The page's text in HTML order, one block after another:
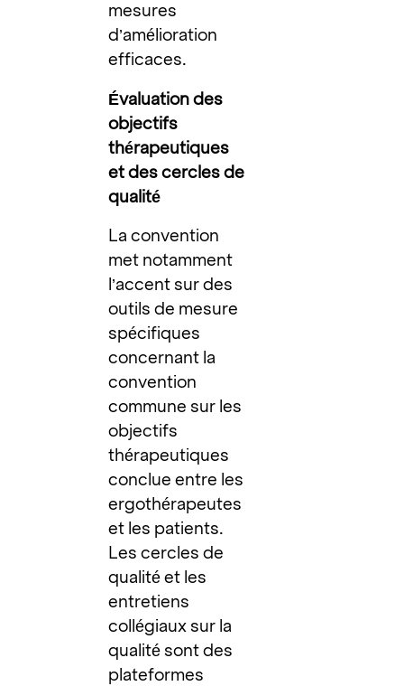
mesures
d’amélioration
efficaces.
Évaluation des
objectifs
thérapeutiques
et des cercles de
qualité
La convention
met notamment
l’accent sur des
outils de mesure
spécifiques
concernant la
convention
commune sur les
objectifs
thérapeutiques
conclue entre les
ergothérapeutes
et les patients.
Les cercles de
qualité et les
entretiens
collégiaux sur la
qualité sont des
plateformes